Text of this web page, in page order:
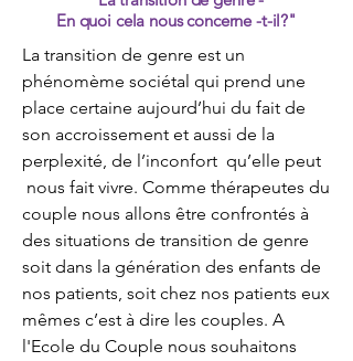
En quoi cela nous concerne -t-il?"
La transition de genre est un
phénomème sociétal qui prend une
place certaine aujourd’hui du fait de
son accroissement et aussi de la
perplexité, de l’inconfort qu’elle peut
nous fait vivre. Comme thérapeutes du
couple nous allons être confrontés à
des situations de transition de genre
soit dans la génération des enfants de
nos patients, soit chez nos patients eux
mêmes c’est à dire les couples. A
l'Ecole du Couple nous souhaitons